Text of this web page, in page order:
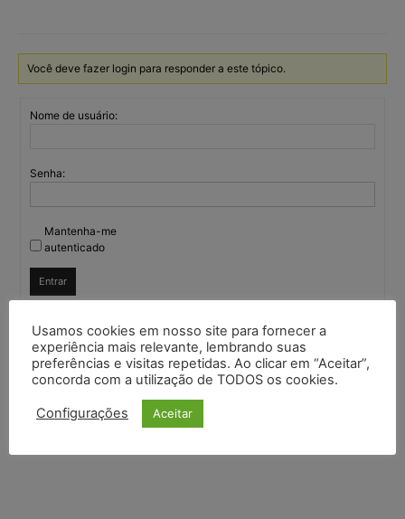
Você deve fazer login para responder a este tópico.
Nome de usuário:
Senha:
Mantenha-me
autenticado
Entrar
Continuar comGoogle
Continuar comX
Usamos cookies em nosso site para fornecer a
experiência mais relevante, lembrando suas
preferências e visitas repetidas. Ao clicar em “Aceitar”,
concorda com a utilização de TODOS os cookies.
Configurações Aceitar